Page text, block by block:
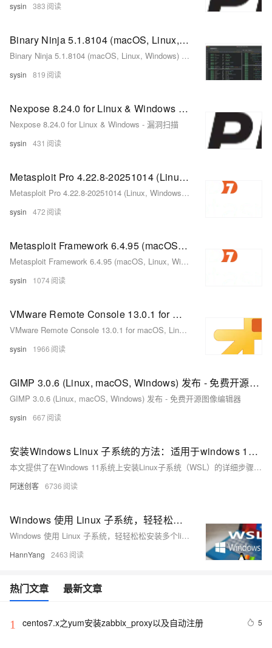
sysin 383
Binary Ninja 5.1.8104 (macOS, Linux, Windows) - 反编译器、反汇编器、调试器和二进制分析平台
Binary Ninja 5.1.8104 (macOS, Linux, Windows) - 反编译器、反汇编器、调试器和二进制分析平台
sysin 819
Nexpose 8.24.0 for Linux & Windows - 漏洞扫描
Nexpose 8.24.0 for Linux & Windows - 漏洞扫描
sysin 431
Metasploit Pro 4.22.8-20251014 (Linux, Windows) - 专业渗透测试框架
Metasploit Pro 4.22.8-20251014 (Linux, Windows) - 专业渗透测试框架
sysin 472
Metasploit Framework 6.4.95 (macOS, Linux, Windows) - 开源渗透测试框架
Metasploit Framework 6.4.95 (macOS, Linux, Windows) - 开源渗透测试框架
sysin 1074
VMware Remote Console 13.0.1 for macOS, Linux, Windows - vSphere 虚拟机控制台的桌面客户端
VMware Remote Console 13.0.1 for macOS, Linux, Windows - vSphere 虚拟机控制台的桌面客户端
sysin 1966
GIMP 3.0.6 (Linux, macOS, Windows) 发布 - 免费开源图像编辑器
GIMP 3.0.6 (Linux, macOS, Windows) 发布 - 免费开源图像编辑器
sysin 667
安装Windows Linux 子系统的方法：适用于windows 11 版本
本文提供了在Windows 11系统上安装Linux子系统（WSL）的详细步骤，包括启用子系统和虚拟化功能、从Microsoft Store安装Linux发行版、设置WSL默认版本、安装WSL2补丁，以及完成Ubuntu的首次安装设置。
阿迷创客 6736
Windows 使用 Linux 子系统，轻轻松松安装多个linux
Windows 使用 Linux 子系统，轻轻松松安装多个linux
HannYang 2463
热门文章 最新文章
1 centos7.x之yum安装zabbix_proxy以及自动注册 5